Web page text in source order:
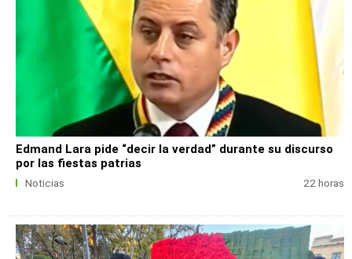
Edmand Lara pide “decir la verdad” durante su discurso
por las fiestas patrias
Noticias 22 horas